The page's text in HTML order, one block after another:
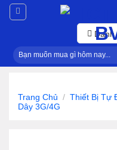
Skip
Danh
Tìm
kiếm:
Trang Chủ / Thiết Bị Tự
Dây 3G/4G